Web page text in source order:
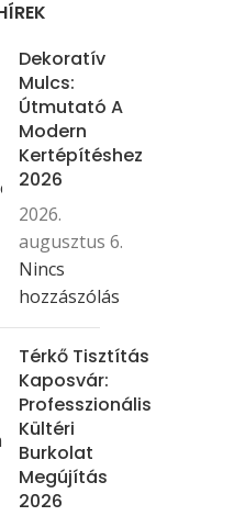
Dekoratív
Mulcs:
Útmutató A
Modern
Kertépítéshez
2026
2026.
augusztus 6.
Nincs
hozzászólás
Térkő Tisztítás
Kaposvár:
Professzionális
Kültéri
Burkolat
Megújítás
2026